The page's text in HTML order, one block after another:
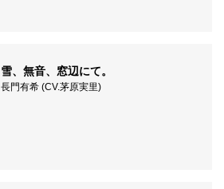
雪、無音、窓辺にて。
長門有希 (CV.茅原実里)